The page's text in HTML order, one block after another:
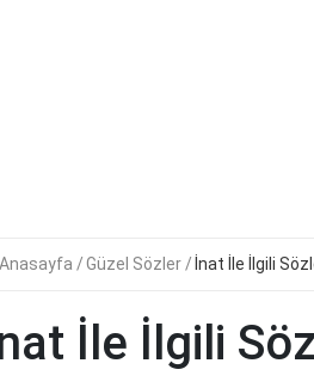
Anasayfa Güzel Sözler İnat İle İlgili
İle İlgili